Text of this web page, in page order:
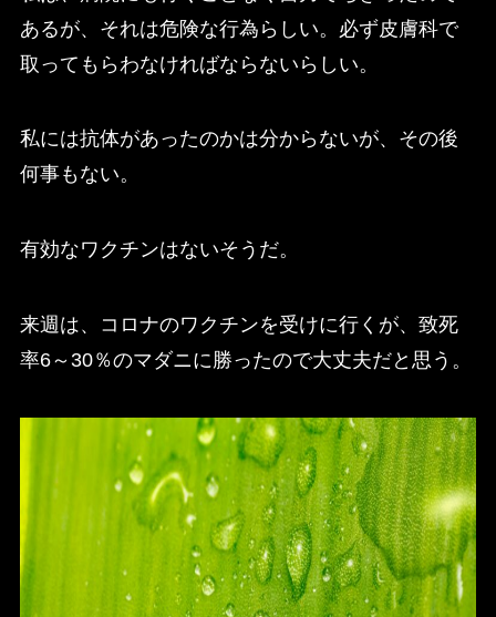
あるが、それは危険な行為らしい。必ず皮膚科で
取ってもらわなければならないらしい。
私には抗体があったのかは分からないが、その後
何事もない。
有効なワクチンはないそうだ。
来週は、コロナのワクチンを受けに行くが、致死
率6～30％のマダニに勝ったので大丈夫だと思う。